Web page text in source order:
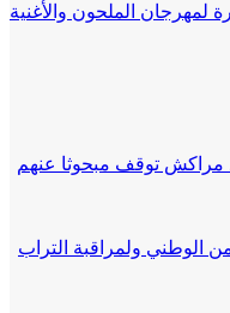
لمهرجان الملحون والأغنية
مراكش توقف مبحوثا عنهم
الوطني ولمراقبة التراب